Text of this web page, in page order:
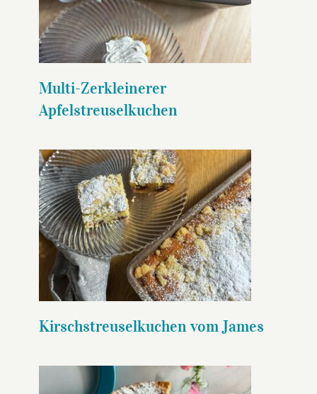
Apfelstreuselkuchen
Multi-Zerkleinerer
Apfelstreuselkuchen
Kirschstreuselkuchen vom
James
Kirschstreuselkuchen vom James